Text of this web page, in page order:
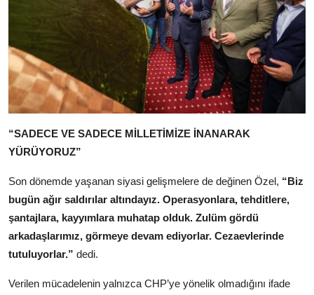
“SADECE VE SADECE MİLLETİMİZE İNANARAK
YÜRÜYORUZ”
Son dönemde yaşanan siyasi gelişmelere de değinen Özel, “Biz
bugün ağır saldırılar altındayız. Operasyonlara, tehditlere,
şantajlara, kayyımlara muhatap olduk. Zulüm gördü
arkadaşlarımız, görmeye devam ediyorlar. Cezaevlerinde
tutuluyorlar.” dedi.
Verilen mücadelenin yalnızca CHP’ye yönelik olmadığını ifade